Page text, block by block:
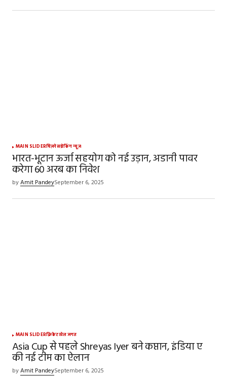
MAIN SLIDERबिज़नेसब्रेकिंग न्यूज़
भारत-भूटान ऊर्जा सहयोग को नई उड़ान, अडानी पावर
करेगा ₹60 अरब का निवेश
byAmit PandeySeptember 6, 2025
MAIN SLIDERक्रिकेटखेल जगत
Asia Cup से पहले Shreyas Iyer बने कप्तान, इंडिया ए
की नई टीम का ऐलान
byAmit PandeySeptember 6, 2025